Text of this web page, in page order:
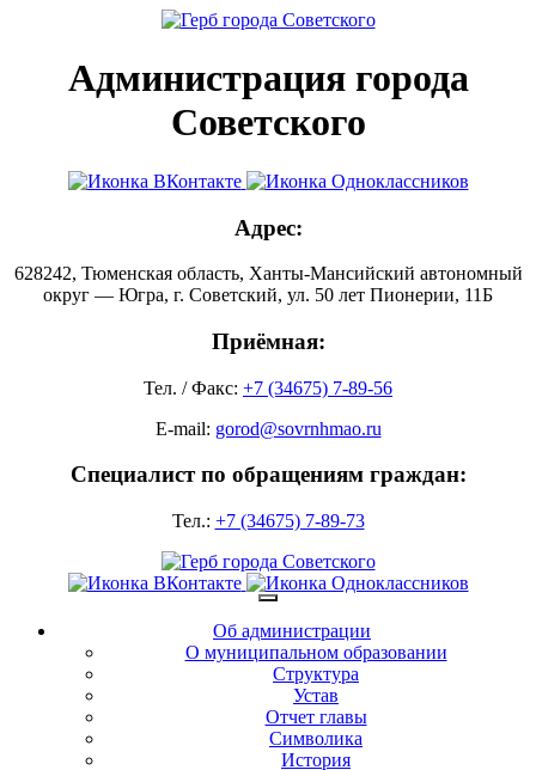
Администрация города
Советского
Адрес:
628242, Тюменская область, Ханты-Мансийский автономный
округ — Югра, г. Советский, ул. 50 лет Пионерии, 11Б
Приёмная:
Тел. / Факс: +7 (34675) 7-89-56
E-mail: gorod@sovrnhmao.ru
Специалист по обращениям граждан:
Тел.: +7 (34675) 7-89-73
Об администрации
О муниципальном образовании
Структура
Устав
Отчет главы
Символика
История